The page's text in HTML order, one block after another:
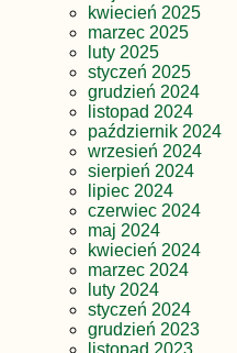
kwiecień 2025
marzec 2025
luty 2025
styczeń 2025
grudzień 2024
listopad 2024
październik 2024
wrzesień 2024
sierpień 2024
lipiec 2024
czerwiec 2024
maj 2024
kwiecień 2024
marzec 2024
luty 2024
styczeń 2024
grudzień 2023